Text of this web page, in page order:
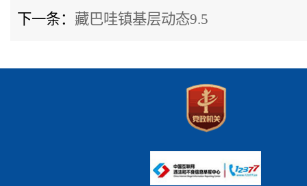
下一条： 藏巴哇镇基层动态9.5